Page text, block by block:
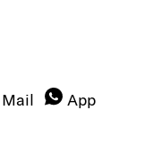
Mail App